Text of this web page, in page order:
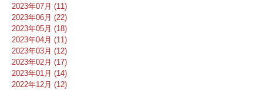
2023年07月 (11)
2023年06月 (22)
2023年05月 (18)
2023年04月 (11)
2023年03月 (12)
2023年02月 (17)
2023年01月 (14)
2022年12月 (12)